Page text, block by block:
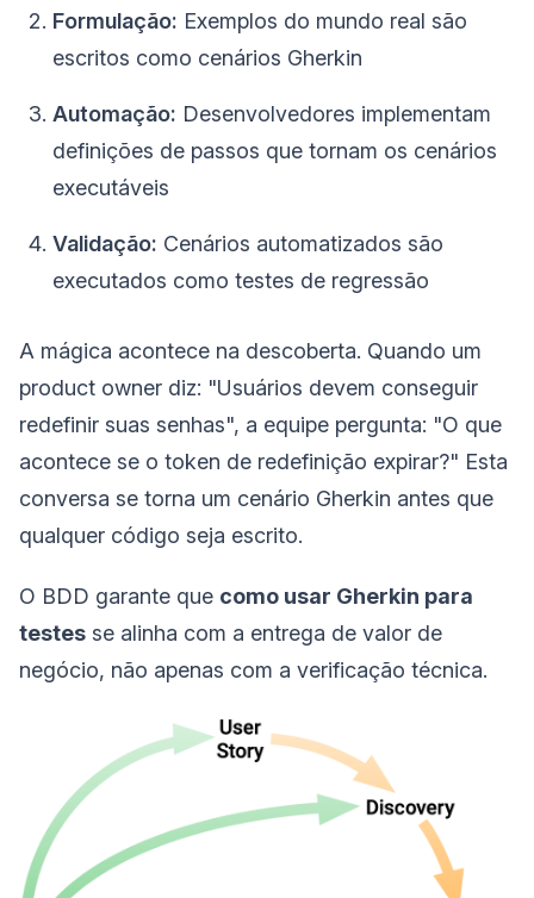
Formulação: Exemplos do mundo real são
escritos como cenários Gherkin
Automação: Desenvolvedores implementam
definições de passos que tornam os cenários
executáveis
Validação: Cenários automatizados são
executados como testes de regressão
A mágica acontece na descoberta. Quando um
product owner diz: "Usuários devem conseguir
redefinir suas senhas", a equipe pergunta: "O que
acontece se o token de redefinição expirar?" Esta
conversa se torna um cenário Gherkin antes que
qualquer código seja escrito.
O BDD garante que como usar Gherkin para
testes se alinha com a entrega de valor de
negócio, não apenas com a verificação técnica.